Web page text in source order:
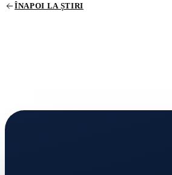
ÎNAPOI LA ȘTIRI